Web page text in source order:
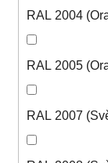
RAL 2004
RAL 2005
RAL 2007